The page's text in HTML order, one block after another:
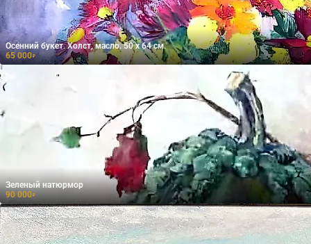
Осенний букет. Холст, масло. 50 х 64 см.
65 000₽
Зеленый натюрмор
90 000₽